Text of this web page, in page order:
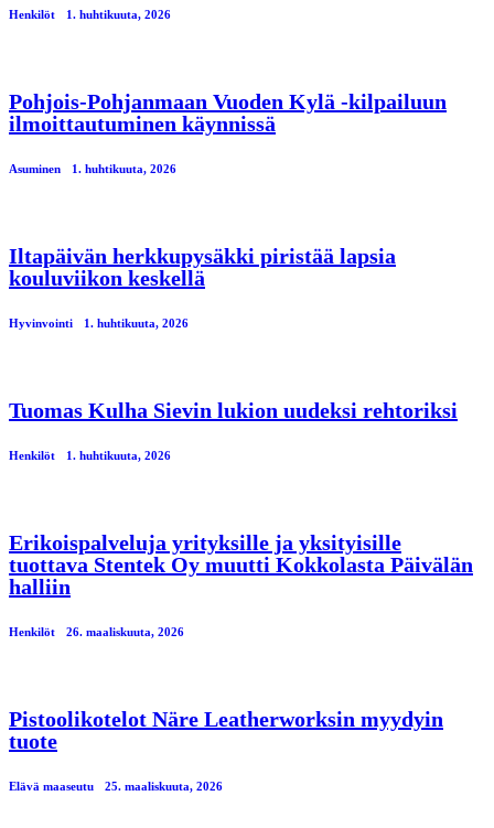
Henkilöt 1. huhtikuuta, 2026
Pohjois-Pohjanmaan Vuoden Kylä -kilpailuun
ilmoittautuminen käynnissä
Asuminen 1. huhtikuuta, 2026
Iltapäivän herkkupysäkki piristää lapsia
kouluviikon keskellä
Hyvinvointi 1. huhtikuuta, 2026
Tuomas Kulha Sievin lukion uudeksi rehtoriksi
Henkilöt 1. huhtikuuta, 2026
Erikoispalveluja yrityksille ja yksityisille
tuottava Stentek Oy muutti Kokkolasta Päivälän
halliin
Henkilöt 26. maaliskuuta, 2026
Pistoolikotelot Näre Leatherworksin myydyin
tuote
Elävä maaseutu 25. maaliskuuta, 2026